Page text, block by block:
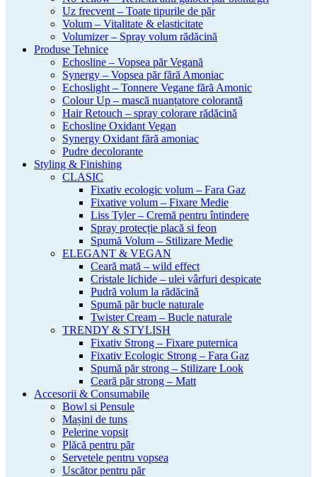
Uz frecvent – Toate tipurile de păr
Volum – Vitalitate & elasticitate
Volumizer – Spray volum rădăcină
Produse Tehnice
Echosline – Vopsea păr Vegană
Synergy – Vopsea păr fără Amoniac
Echoslight – Tonnere Vegane fără Amonic
Colour Up – mască nuanțatore colorantă
Hair Retouch – spray colorare rădăcină
Echosline Oxidant Vegan
Synergy Oxidant fără amoniac
Pudre decolorante
Styling & Finishing
CLASIC
Fixativ ecologic volum – Fara Gaz
Fixative volum – Fixare Medie
Liss Tyler – Cremă pentru întindere
Spray protecție placă si feon
Spumă Volum – Stilizare Medie
ELEGANT & VEGAN
Ceară mată – wild effect
Cristale lichide – ulei vârfuri despicate
Pudră volum la rădăcină
Spumă păr bucle naturale
Twister Cream – Bucle naturale
TRENDY & STYLISH
Fixativ Strong – Fixare puternica
Fixativ Ecologic Strong – Fara Gaz
Spumă păr strong – Stilizare Look
Ceară păr strong – Matt
Accesorii & Consumabile
Bowl si Pensule
Mașini de tuns
Pelerine vopsit
Plăcă pentru păr
Servetele pentru vopsea
Uscător pentru păr